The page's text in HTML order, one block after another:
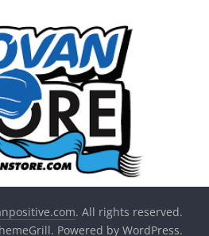
. All rights reserved.
Powered by WordPress.